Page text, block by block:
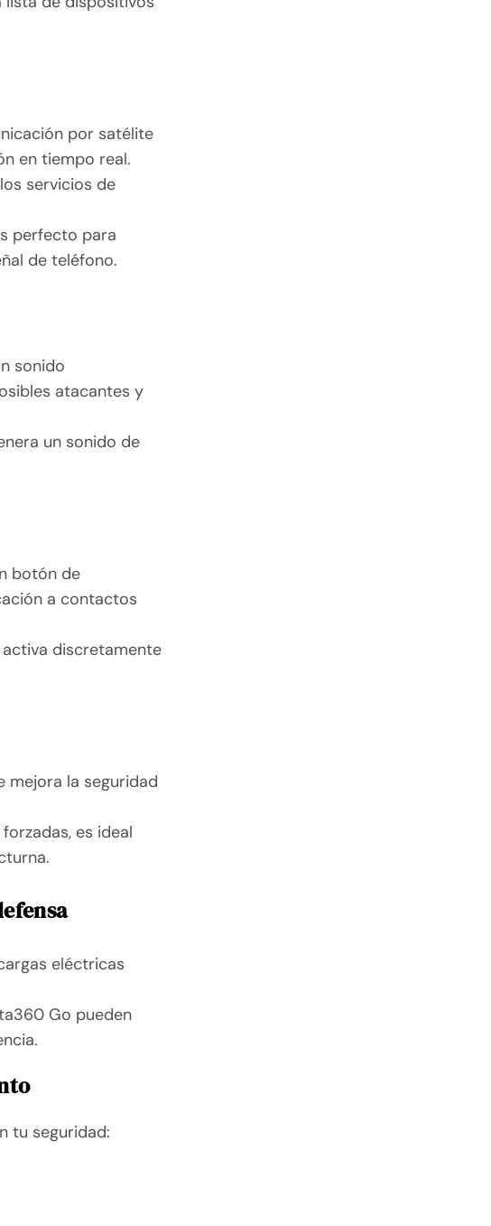
por satélite
en tiempo real.
servicios de
perfecto para
de teléfono.
sonido
atacantes y
un sonido de
botón de
a contactos
activa discretamente
mejora la seguridad
es ideal
eléctricas
Go pueden
tu seguridad: